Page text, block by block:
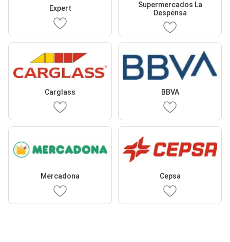
Expert
Supermercados La
Despensa
Carglass BBVA
Mercadona Cepsa